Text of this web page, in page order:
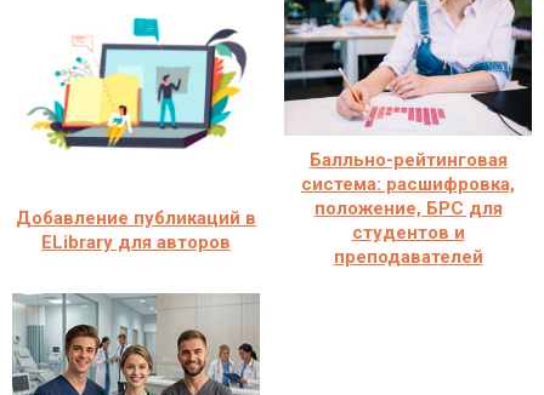
Добавление публикаций в
ELibrary для авторов
Балльно-рейтинговая
система: расшифровка,
положение, БРС для
студентов и
преподавателей